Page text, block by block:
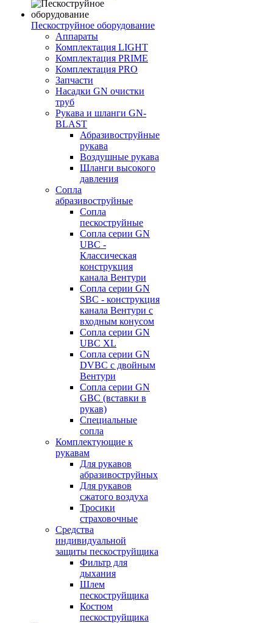
Пескоструйное оборудование
Аппараты
Комплектация LIGHT
Комплектация PRIME
Комплектация PRO
Запчасти
Насадки GN очистки
труб
Рукава и шланги GN-
BLAST
Абразивоструйные
рукава
Воздушные рукава
Шланги высокого
давления
Сопла
абразивоструйные
Сопла
пескоструйные
Сопла серии GN
UBC -
Классическая
конструкция
канала Вентури
Сопла серии GN
SBC - конструкция
канала Вентури c
входным конусом
Сопла серии GN
UBC XL
Сопла серии GN
DVBC с двойным
Вентури
Сопла серии GN
GBC (вставки в
рукав)
Специальные
сопла
Комплектующие к
рукавам
Для рукавов
абразивоструйных
Для рукавов
сжатого воздуха
Тросики
страховочные
Средства
индивидуальной
защиты пескоструйщика
Фильтр для
дыхания
Шлем
пескоструйщика
Костюм
пескоструйщика